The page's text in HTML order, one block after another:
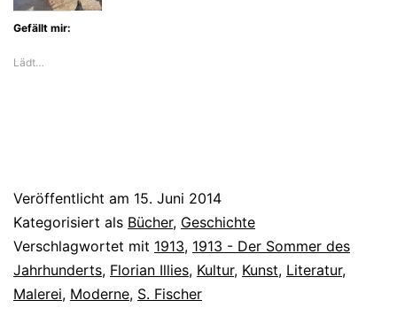
Gefällt mir:
Lädt…
Veröffentlicht am 15. Juni 2014
Kategorisiert als Bücher, Geschichte
Verschlagwortet mit 1913, 1913 - Der Sommer des
Jahrhunderts, Florian Illies, Kultur, Kunst, Literatur,
Malerei, Moderne, S. Fischer